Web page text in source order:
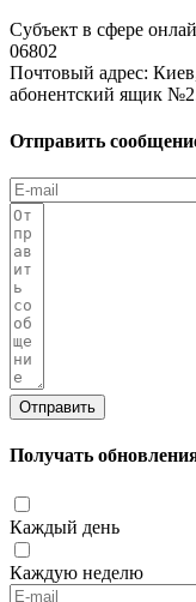
Субъект в сфере
06802
Почтовый адрес:
абонентский ящик
Отправить
Отправить
Получать
Каждый день
Каждую неделю